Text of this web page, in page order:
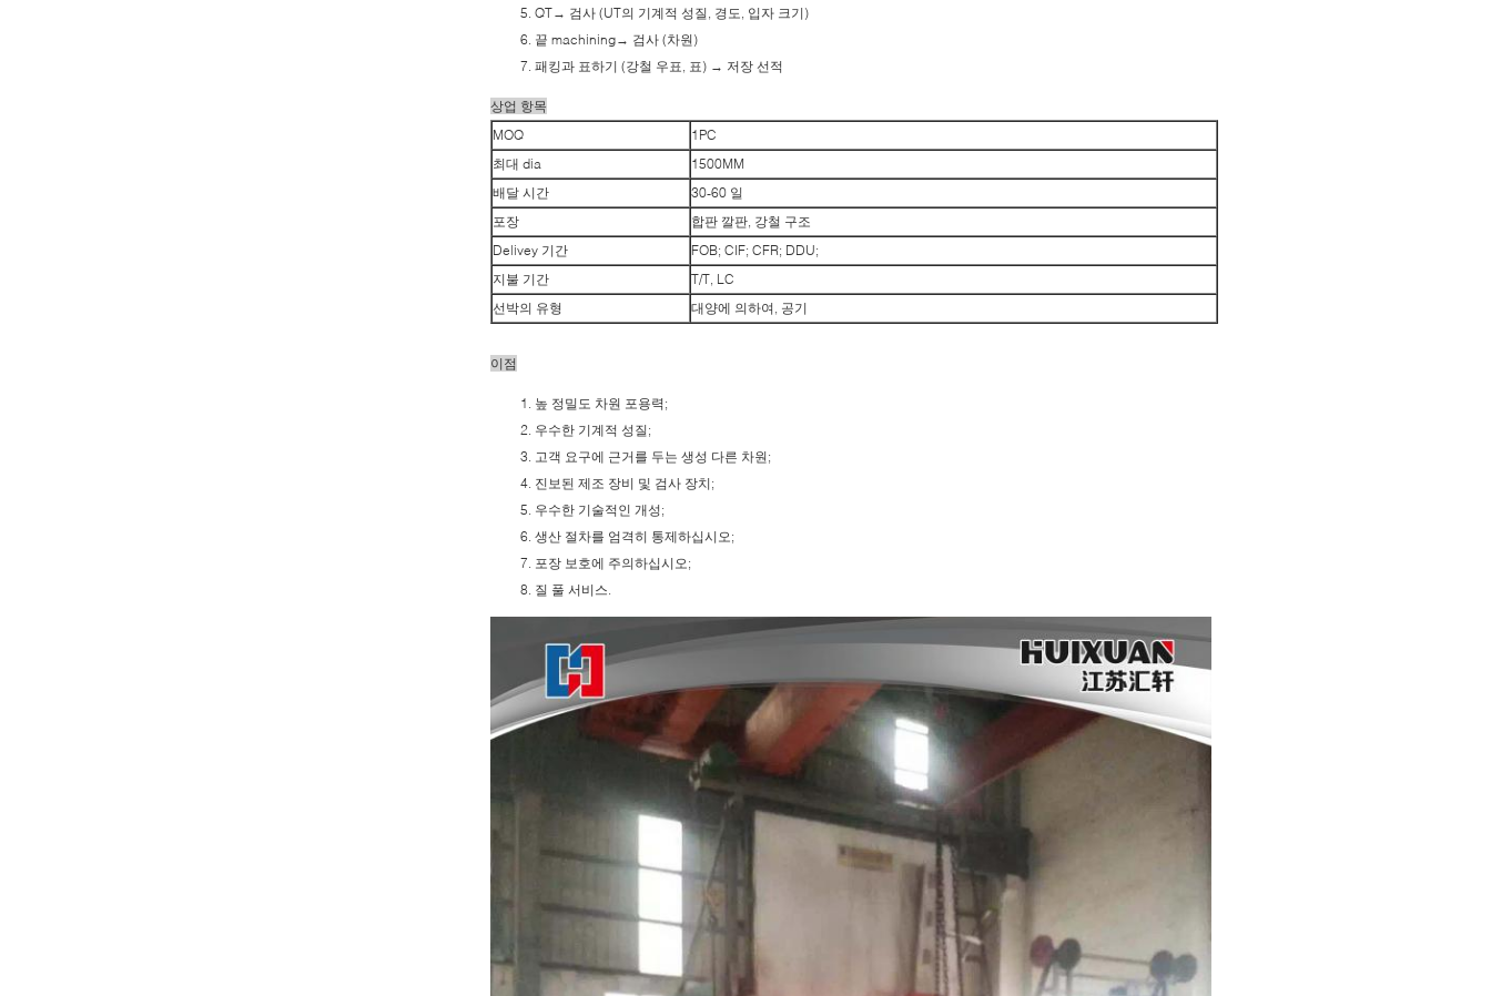
QT→ 검사 (UT의 기계적 성질, 경도, 입자 크기)
끝 machining→ 검사 (차원)
패킹과 표하기 (강철 우표, 표) → 저장 선적
상업 항목
MOQ
1PC
최대 dia
1500MM
배달 시간
30-60 일
포장
합판 깔판, 강철 구조
Delivey 기간
FOB; CIF; CFR; DDU;
지불 기간
T/T, LC
선박의 유형
대양에 의하여, 공기
이점
높 정밀도 차원 포용력;
우수한 기계적 성질;
고객 요구에 근거를 두는 생성 다른 차원;
진보된 제조 장비 및 검사 장치;
우수한 기술적인 개성;
생산 절차를 엄격히 통제하십시오;
포장 보호에 주의하십시오;
질 풀 서비스.